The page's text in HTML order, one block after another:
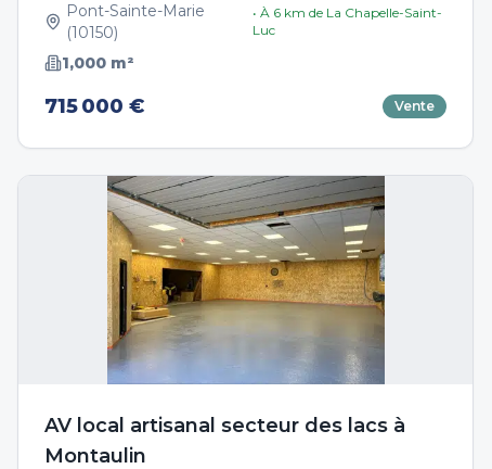
Pont-Sainte-Marie
(10150)
• À 6 km de La Chapelle-Saint-
Luc
1,000 m²
715 000 € Vente
AV local artisanal secteur des lacs à
Montaulin